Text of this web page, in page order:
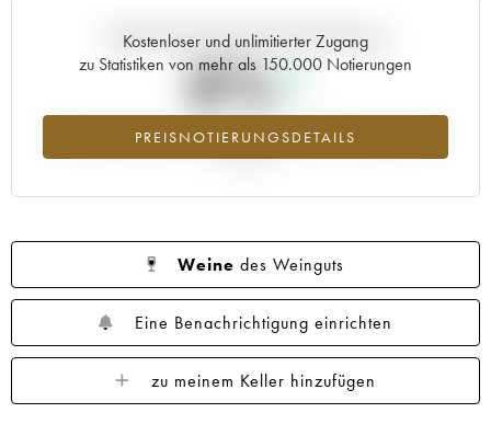
Kostenloser und unlimitierter Zugang
zu Statistiken von mehr als 150.000 Notierungen
PREISNOTIERUNGSDETAILS
Aktuelle Entwicklung der Preisnotierung
0%
Preisanstiegs des Jahrgangs 2016 im Jahr 2026 im Vergleich zum
Weine des Weinguts
Eine Benachrichtigung einrichten
zu meinem Keller hinzufügen